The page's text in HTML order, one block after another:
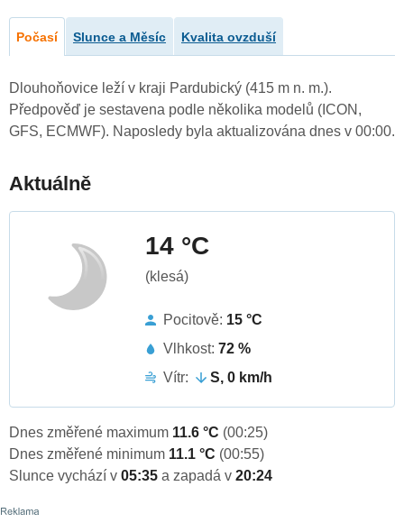
Počasí Slunce a Měsíc Kvalita ovzduší
Dlouhoňovice leží v kraji Pardubický (415 m n. m.).
Předpověď je sestavena podle několika modelů (ICON,
GFS, ECMWF). Naposledy byla aktualizována dnes v 00:00.
Aktuálně
14 °C
(klesá)
Pocitově: 15 °C
Vlhkost: 72 %
Vítr:
S, 0 km/h
Dnes změřené maximum 11.6 °C (00:25)
Dnes změřené minimum 11.1 °C (00:55)
Slunce vychází v 05:35 a zapadá v 20:24